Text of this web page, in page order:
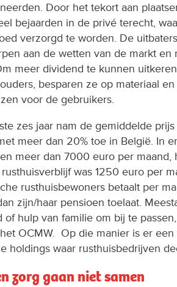
Door het tekort aan
bejaarden in de privé terecht,
verzorgd te worden. De
aan de wetten van de markt en
meer dividend te kunnen
besparen ze op materiaal
voor de gebruikers.
zes jaar nam de gemiddelde
meer dan 20% toe in België. In
meer dan 7000 euro per maand,
was 1250 euro per
rusthuisbewoners betaalt per
zijn/haar pensioen toelaat.
of hulp van familie om bij te
OCMW. Op die manier is er
holdings waar rusthuisbedrijven
zorg gaan niet samen